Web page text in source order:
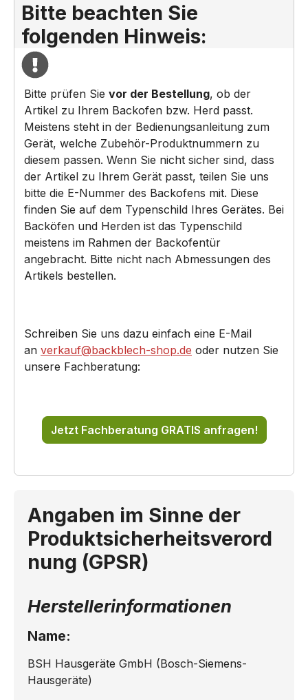
Bitte beachten Sie
folgenden Hinweis:
Bitte prüfen Sie vor der Bestellung, ob der
Artikel zu Ihrem Backofen bzw. Herd passt.
Meistens steht in der Bedienungsanleitung zum
Gerät, welche Zubehör-Produktnummern zu
diesem passen. Wenn Sie nicht sicher sind, dass
der Artikel zu Ihrem Gerät passt, teilen Sie uns
bitte die E-Nummer des Backofens mit. Diese
finden Sie auf dem Typenschild Ihres Gerätes. Bei
Backöfen und Herden ist das Typenschild
meistens im Rahmen der Backofentür
angebracht. Bitte nicht nach Abmessungen des
Artikels bestellen.
Schreiben Sie uns dazu einfach eine E-Mail
an verkauf@backblech-shop.de oder nutzen Sie
unsere Fachberatung:
Jetzt Fachberatung GRATIS anfragen!
Angaben im Sinne der
Produktsicherheitsverord
nung (GPSR)
Herstellerinformationen
Name:
BSH Hausgeräte GmbH (Bosch-Siemens-
Hausgeräte)